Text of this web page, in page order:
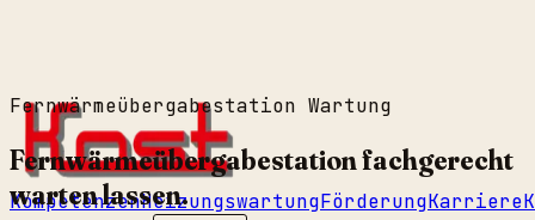
KompetenzenHeizungswartungFörderungKarriere
Fernwärmeübergabestation Wartung
Fernwärme­über­gabe­station fachgerecht
wartenlassen.